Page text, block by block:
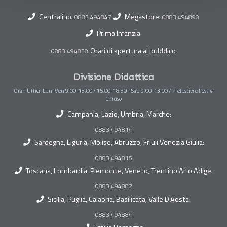
Centralino: 0883 494847 Megastore: 0883 494890
Prima Infanzia:
0883 494858 Orari di apertura al pubblico
Divisione Didattica
Orari Uffici: Lun-Ven 9,00-13,00 / 15,00-18,30 - Sab 9,00-13,00 / Prefestivi e Festivi
Chiuso
Campania, Lazio, Umbria, Marche:
0883 494814
Sardegna, Liguria, Molise, Abruzzo, Friuli Venezia Giulia:
0883 494815
Toscana, Lombardia, Piemonte, Veneto, Trentino Alto Adige:
0883 494882
Sicilia, Puglia, Calabria, Basilicata, Valle D'Aosta:
0883 494884